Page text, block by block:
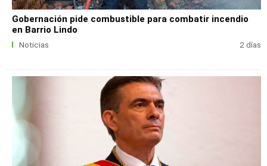
Gobernación pide combustible para combatir incendio
en Barrio Lindo
Noticias 2 días